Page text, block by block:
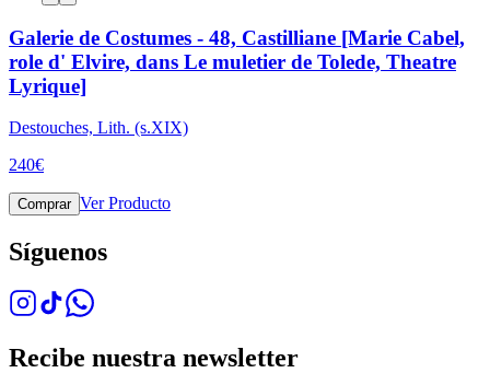
Galerie de Costumes - 48, Castilliane [Marie Cabel,
role d' Elvire, dans Le muletier de Tolede, Theatre
Lyrique]
Destouches, Lith. (s.XIX)
240€
Comprar Ver Producto
Síguenos
Recibe nuestra newsletter